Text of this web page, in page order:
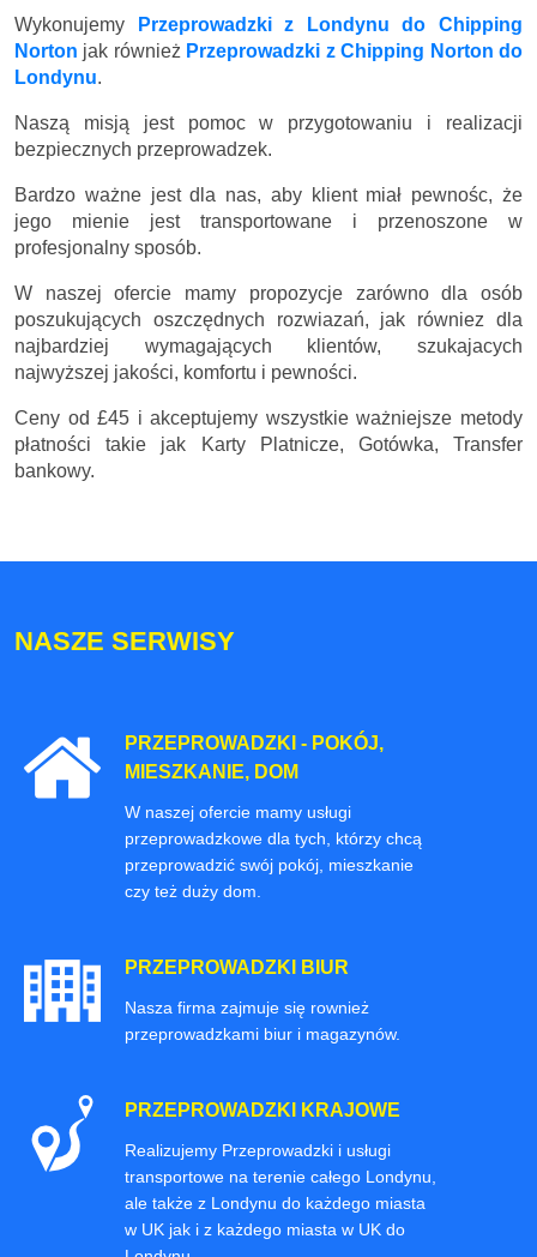
Wykonujemy
Przeprowadzki z Londynu do Chipping
Norton jak również Przeprowadzki z Chipping Norton do
Londynu.
Naszą misją jest pomoc w przygotowaniu i realizacji
bezpiecznych przeprowadzek.
Bardzo ważne jest dla nas, aby klient miał pewnośc, że
jego mienie jest transportowane i przenoszone w
profesjonalny sposób.
W naszej ofercie mamy propozycje zarówno dla osób
poszukujących oszczędnych rozwiazań, jak równiez dla
najbardziej wymagających klientów, szukajacych
najwyższej jakości, komfortu i pewności.
Ceny od £45 i akceptujemy wszystkie ważniejsze metody
płatności takie jak Karty Platnicze, Gotówka, Transfer
bankowy.
NASZE SERWISY
PRZEPROWADZKI - POKÓJ,
MIESZKANIE, DOM
W naszej ofercie mamy usługi
przeprowadzkowe dla tych, którzy chcą
przeprowadzić swój pokój, mieszkanie
czy też duży dom.
PRZEPROWADZKI BIUR
Nasza firma zajmuje się rownież
przeprowadzkami biur i magazynów.
PRZEPROWADZKI KRAJOWE
Realizujemy Przeprowadzki i usługi
transportowe na terenie całego Londynu,
ale także z Londynu do każdego miasta
w UK jak i z każdego miasta w UK do